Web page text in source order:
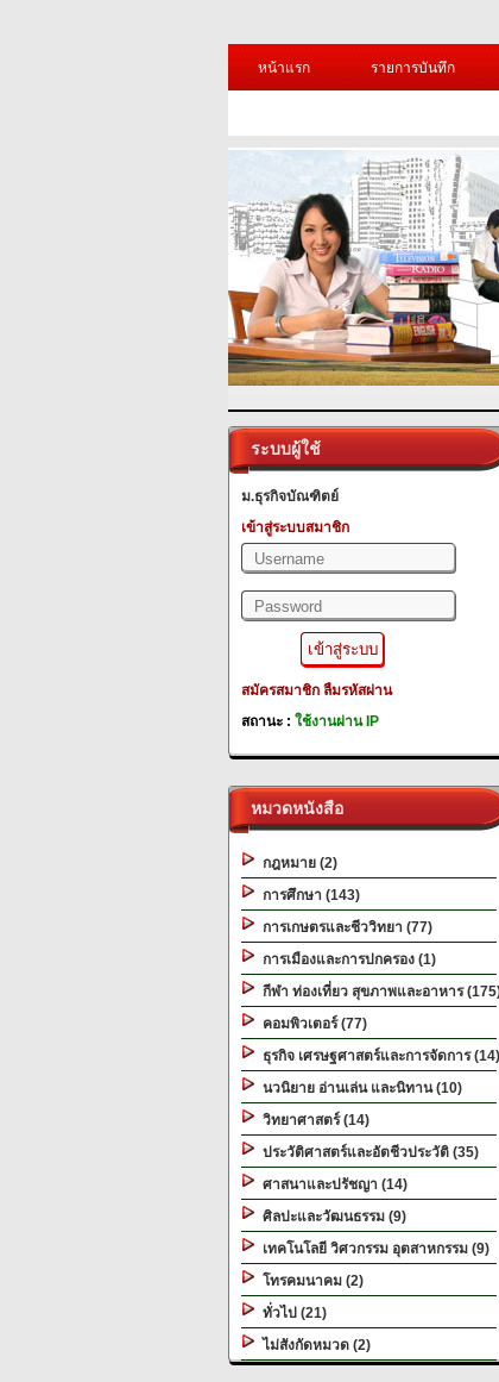
หน้าแรก
รายการบันทึก
ระบบผู้ใช้
ม.ธุรกิจบัณฑิตย์
เข้าสู่ระบบสมาชิก
สมัครสมาชิก ลืมรหัสผ่าน
สถานะ : ใช้งานผ่าน IP
หมวดหนังสือ
กฎหมาย (2)
การศึกษา (143)
การเกษตรและชีววิทยา (77)
การเมืองและการปกครอง (1)
กีฬา ท่องเที่ยว สุขภาพและอาหาร
คอมพิวเตอร์ (77)
ธุรกิจ เศรษฐศาสตร์และการจัดการ (14)
นวนิยาย อ่านเล่น และนิทาน (10)
วิทยาศาสตร์ (14)
ประวัติศาสตร์และอัตชีวประวัติ (35)
ศาสนาและปรัชญา (14)
ศิลปะและวัฒนธรรม (9)
เทคโนโลยี วิศวกรรม อุตสาหกรรม (9)
โทรคมนาคม (2)
ทั่วไป (21)
ไม่สังกัดหมวด (2)